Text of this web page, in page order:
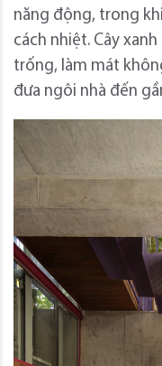
năng động, trong
cách nhiệt. Cây
trống, làm mát
đưa ngôi nhà đến